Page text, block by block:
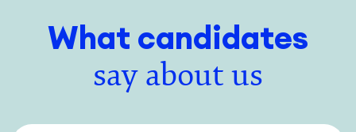
What candidates
say about us